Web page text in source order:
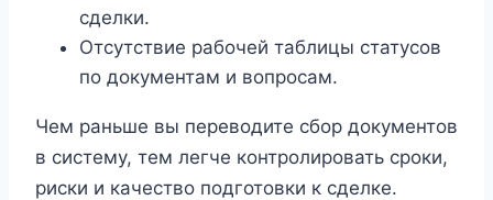
сделки.
Отсутствие рабочей таблицы статусов
по документам и вопросам.
Чем раньше вы переводите сбор документов
в систему, тем легче контролировать сроки,
риски и качество подготовки к сделке.